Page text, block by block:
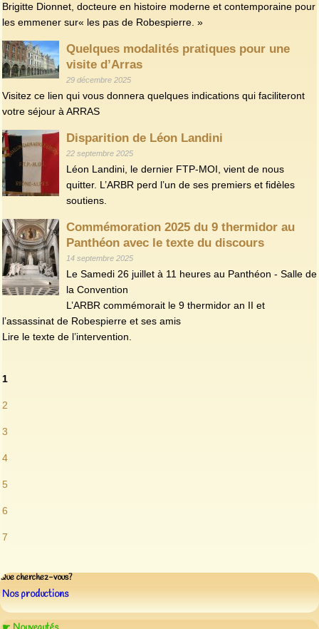
Brigitte Dionnet, docteure en histoire moderne et contemporaine pour
les emmener sur« les pas de Robespierre. »
Quelques modalités pratiques pour une
visite d’Arras
29 décembre 2025
Visitez ce lien qui vous donnera quelques indications qui faciliteront
votre séjour à ARRAS
Disparition de Léon Landini
22 septembre 2025
Léon Landini, le dernier FTP-MOI, vient de nous
quitter. L’ARBR perd l’un de ses premiers et fidèles
soutiens.
Commémoration 2025 du 9 thermidor au
Panthéon avec le texte du discours
14 septembre 2025
Le Samedi 26 juillet à 11 heures au Panthéon - Salle de
la Convention
L’ARBR commémorait le 9 thermidor an II et
l’assassinat de Robespierre et ses amis
Lire le texte de l’intervention.
1
2
3
4
5
6
7
Que cherchez-vous?
Nos productions